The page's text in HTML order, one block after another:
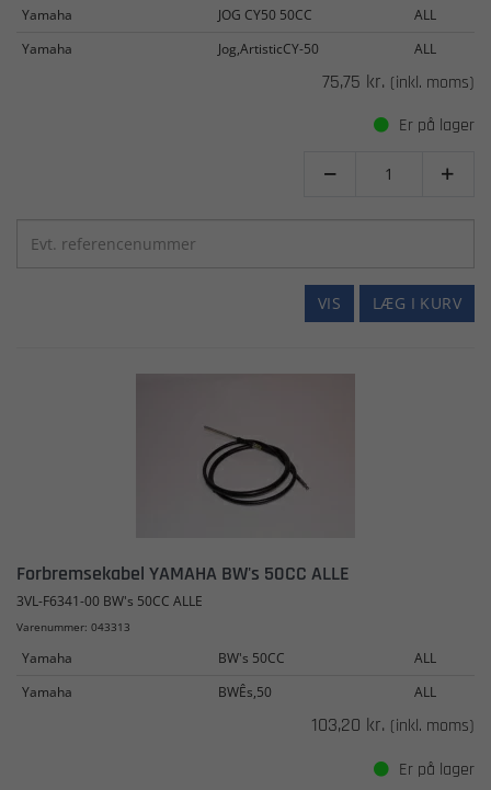
Yamaha JOG CY50 50CC
ALL
Yamaha
Jog,ArtisticCY-50 ALL
75,75 kr. (inkl. moms)
Er på lager
 
LÆG I KURV
VIS
Forbremsekabel YAMAHA BW's 50CC ALLE
3VL-F6341-00 BW's 50CC ALLE
Varenummer: 043313
Yamaha BW's 50CC
ALL
Yamaha
BWÊs,50 ALL
103,20 kr. (inkl. moms)
Er på lager